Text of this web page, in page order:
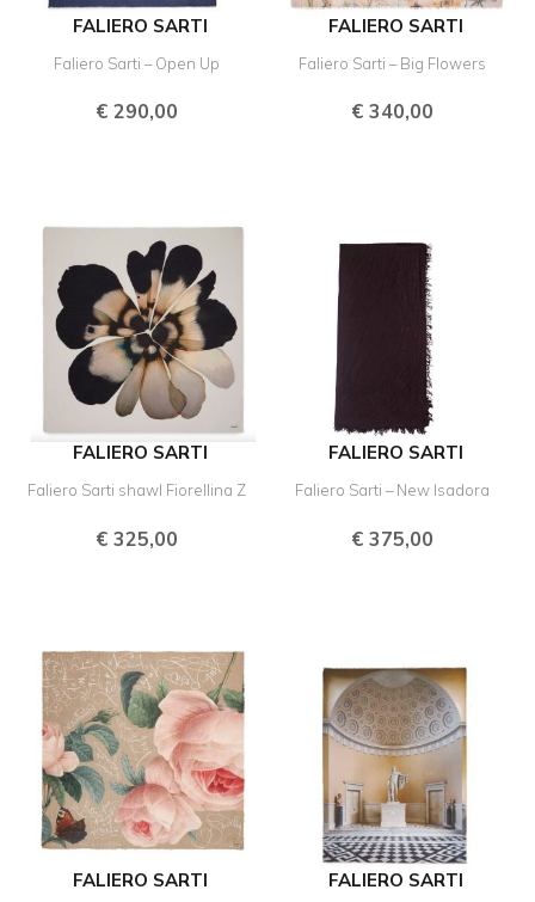
FALIERO SARTI
Faliero Sarti – Open Up
€290,00
FALIERO SARTI
Faliero Sarti – Big Flowers
€340,00
FALIERO SARTI
Faliero Sarti shawl Fiorellina Z
€325,00
FALIERO SARTI
Faliero Sarti – New Isadora
€375,00
FALIERO SARTI FALIERO SARTI